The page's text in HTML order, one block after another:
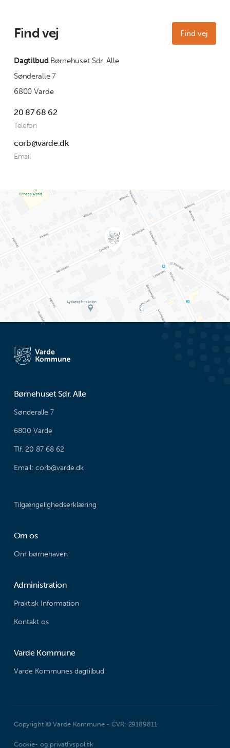
Find vej Find vej
DagtilbudBørnehuset Sdr. Alle
Sønderalle 7
6800 Varde
20 87 68 62
Telefon
corb@varde.dk
Email
Børnehuset Sdr. Alle
Sønderalle 7
6800 Varde
Tlf. 20 87 68 62
Email: corb@varde.dk
Tilgængelighedserklæring
Om os
Om børnehaven
Administration
Praktisk Information
Kontakt os
Varde Kommune
Varde Kommunes dagtilbud
Copyright © Varde Kommune - CVR: 29189811
Cookie- og privatlivspolitik